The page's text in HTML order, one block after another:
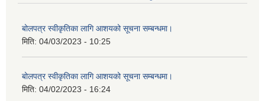
बोलपत्र स्वीकृतिका लागि आशयको सूचना सम्बन्धमा।
मिति: 04/03/2023 - 10:25
बोलपत्र स्वीकृतिका लागि आशयको सूचना सम्बन्धमा।
मिति: 04/02/2023 - 16:24